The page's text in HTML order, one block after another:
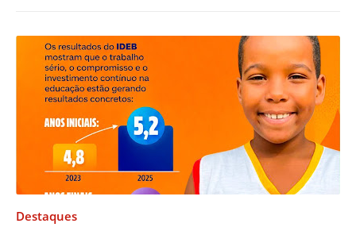
Destaques